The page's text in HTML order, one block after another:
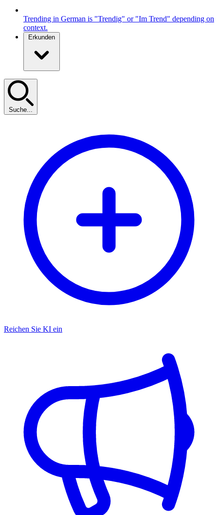
Trending in German is "Trendig" or "Im Trend" depending on
context.
Erkunden
Suche...
Reichen Sie KI ein